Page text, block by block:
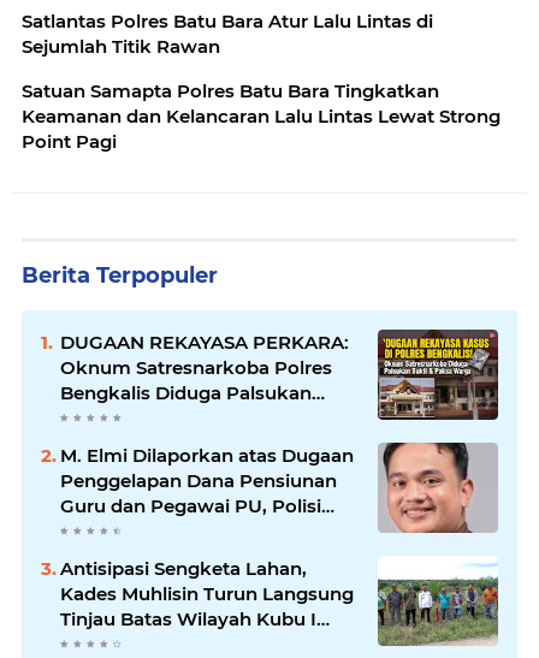
Satlantas Polres Batu Bara Atur Lalu Lintas di
Sejumlah Titik Rawan
Satuan Samapta Polres Batu Bara Tingkatkan
Keamanan dan Kelancaran Lalu Lintas Lewat Strong
Point Pagi
Berita Terpopuler
DUGAAN REKAYASA PERKARA:
Oknum Satresnarkoba Polres
Bengkalis Diduga Palsukan
Barang Bukti Hingga Paksa
Warga Hadir di TKP
M. Elmi Dilaporkan atas Dugaan
Penggelapan Dana Pensiunan
Guru dan Pegawai PU, Polisi
Pastikan Proses Hukum
Berjalan
Antisipasi Sengketa Lahan,
Kades Muhlisin Turun Langsung
Tinjau Batas Wilayah Kubu I
yang Diduga Diserobot PT Jatim